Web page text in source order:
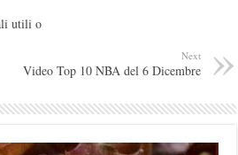
utili o
Next
Video Top 10 NBA del 6 Dicembre